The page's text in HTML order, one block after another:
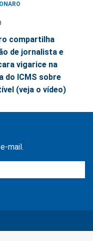
compartilha
de jornalista e
vigarice na
do ICMS sobre
(veja o vídeo)
mail.